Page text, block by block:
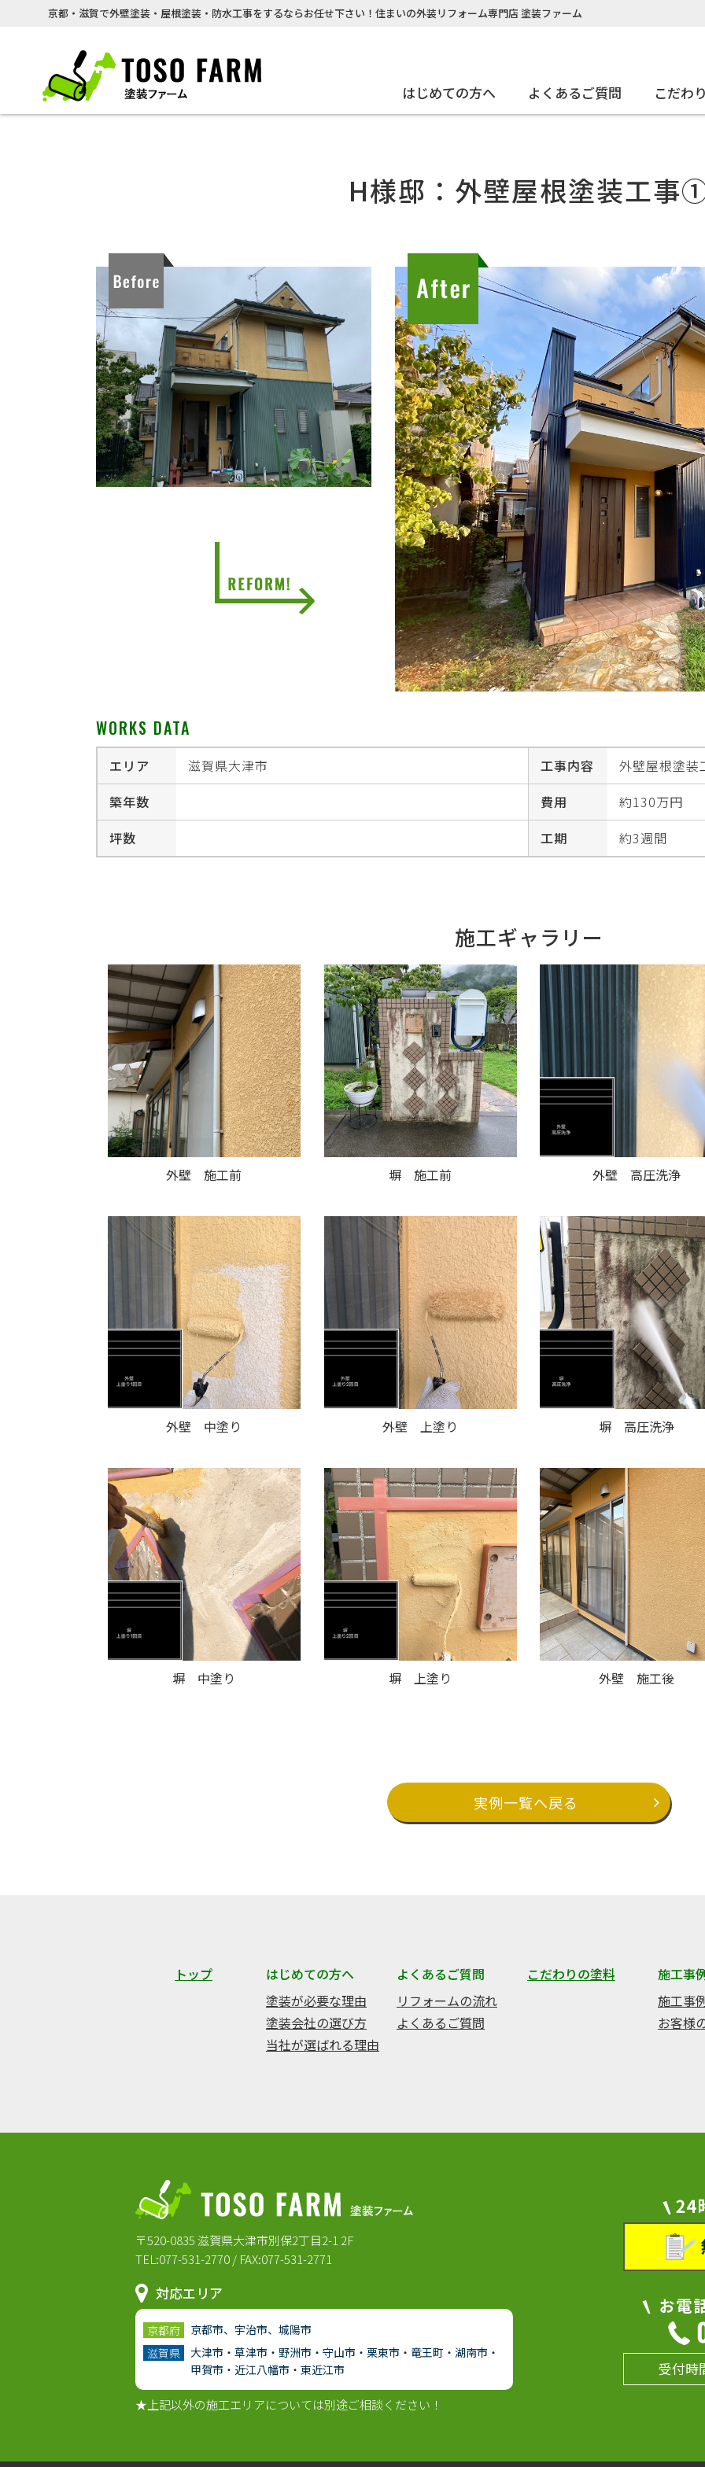
京都・滋賀で外壁塗装・屋根塗装・防水工事をするならお任せ下さい！住まいの外装リフォーム専門店 塗装ファーム
はじめての方へ よくあるご質問 こだわ
H様邸：外壁屋根塗装工事
WORKS DATA
エリア
滋賀県大津市
築年数
坪数
工事内容
外壁屋根塗装
費用
約130万円
工期
約3週間
施工ギャラリー
外壁 施工前 塀 施工前 外壁 高圧洗浄
外壁 中塗り 外壁 上塗り 塀 高圧洗浄
塀 中塗り 塀 上塗り 外壁 施工後
実例一覧へ戻る
トップ
はじめての方へ
塗装が必要な理由
塗装会社の選び方
当社が選ばれる理由
よくあるご質問
リフォームの流れ
よくあるご質問
こだわりの塗料
施工事
施工事
お客様
〒520-0835 滋賀県大津市別保2丁目2-1 2F
TEL:077-531-2770 / FAX:077-531-2771
対応エリア
京都府
京都市、宇治市、城陽市
滋賀県
大津市・草津市・野洲市・守山市・栗東市・竜王町・湖南市・
甲賀市・近江八幡市・東近江市
★上記以外の施工エリアについては別途ご相談ください！
受付時